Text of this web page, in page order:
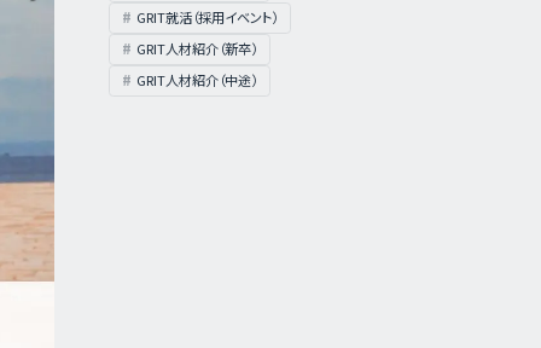
GRIT就活（採用イベント）
GRIT人材紹介（新卒）
GRIT人材紹介（中途）